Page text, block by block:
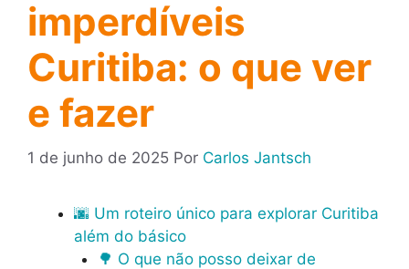
imperdíveis
Curitiba: o que ver
e fazer
1 de junho de 2025 Por Carlos Jantsch
🌆 Um roteiro único para explorar Curitiba
além do básico
🌳 O que não posso deixar de